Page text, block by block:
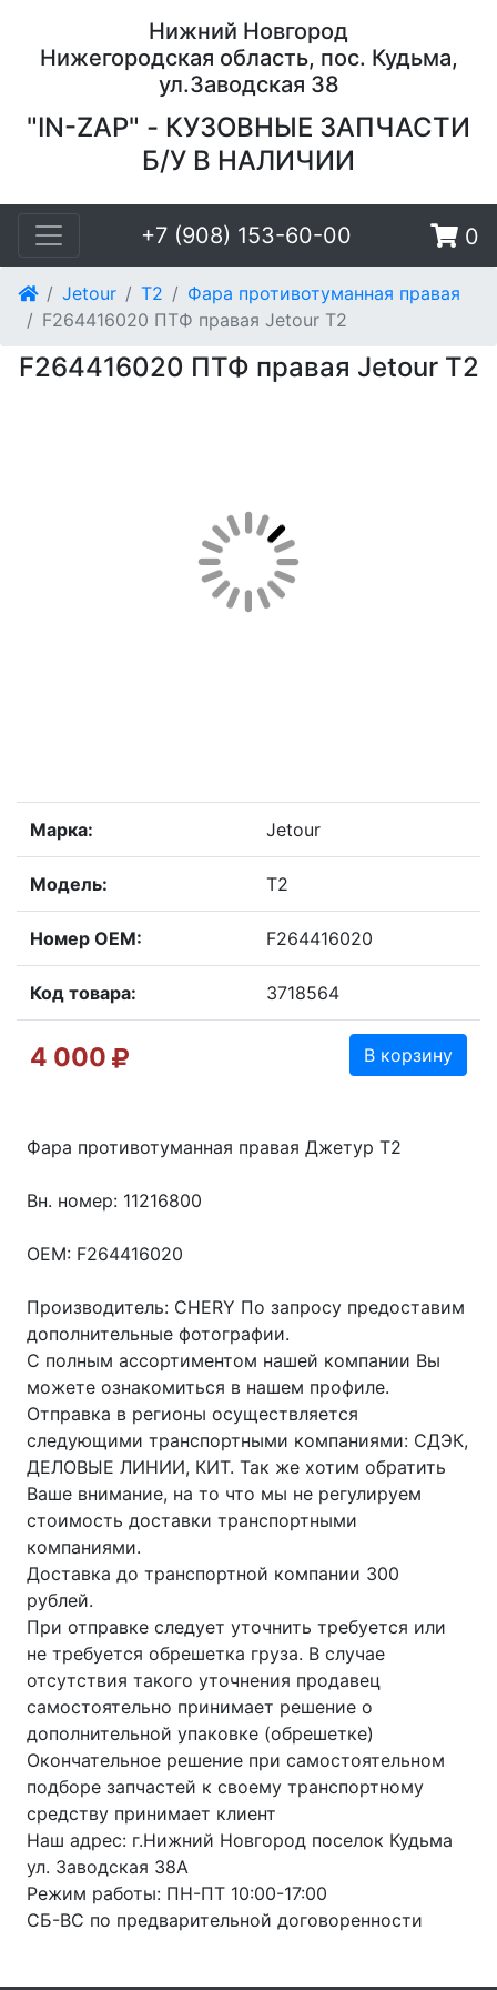
Нижний Новгород
Нижегородская область, пос. Кудьма,
ул.Заводская 38
"IN-ZAP" - КУЗОВНЫЕ ЗАПЧАСТИ
Б/У В НАЛИЧИИ
+7 (908) 153-60-00 0
Jetour T2
Фара противотуманная правая
F264416020 ПТФ правая Jetour T2
F264416020 ПТФ правая Jetour T2
Марка: Jetour
Модель: T2
Номер OEM: F264416020
Код товара: 3718564
4 000 В корзину
Фара противотуманная правая Джетур Т2
Вн. номер: 11216800
OEM: F264416020
Производитель: CHERY По запросу предоставим
дополнительные фотографии.
С полным ассортиментом нашей компании Вы
можете ознакомиться в нашем профиле.
Отправка в регионы осуществляется
следующими транспортными компаниями: СДЭК,
ДЕЛОВЫЕ ЛИНИИ, КИТ. Так же хотим обратить
Ваше внимание, на то что мы не регулируем
стоимость доставки транспортными
компаниями.
Доставка до транспортной компании 300
рублей.
При отправке следует уточнить требуется или
не требуется обрешетка груза. В случае
отсутствия такого уточнения продавец
самостоятельно принимает решение о
дополнительной упаковке (обрешетке)
Окончательное решение при самостоятельном
подборе запчастей к своему транспортному
средству принимает клиент
Наш адрес: г.Нижний Новгород поселок Кудьма
ул. Заводская 38А
Режим работы: ПН-ПТ 10:00-17:00
СБ-ВС по предварительной договоренности